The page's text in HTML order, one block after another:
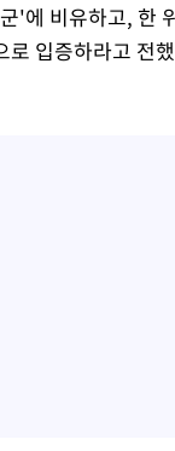
'에 비유하고, 한
로 입증하라고 전